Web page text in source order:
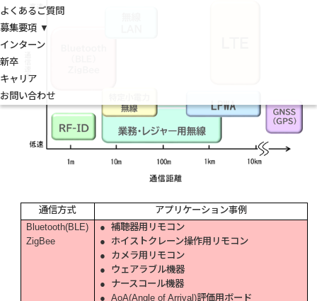
よくあるご質問
募集要項 ▼
インターン
新卒
キャリア
お問い合わせ
通信方式
アプリケーション事例
Bluetooth(BLE)
ZigBee
● 補聴器用リモコン
● ホイストクレーン操作用リモコン
● カメラ用リモコン
● ウェアラブル機器
● ナースコール機器
● AoA(Angle of Arrival)評価用ボード